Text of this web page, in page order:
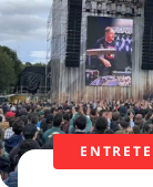
Politica
Regiones
Positivas
Entretenimiento
Vida
Mundo
Más